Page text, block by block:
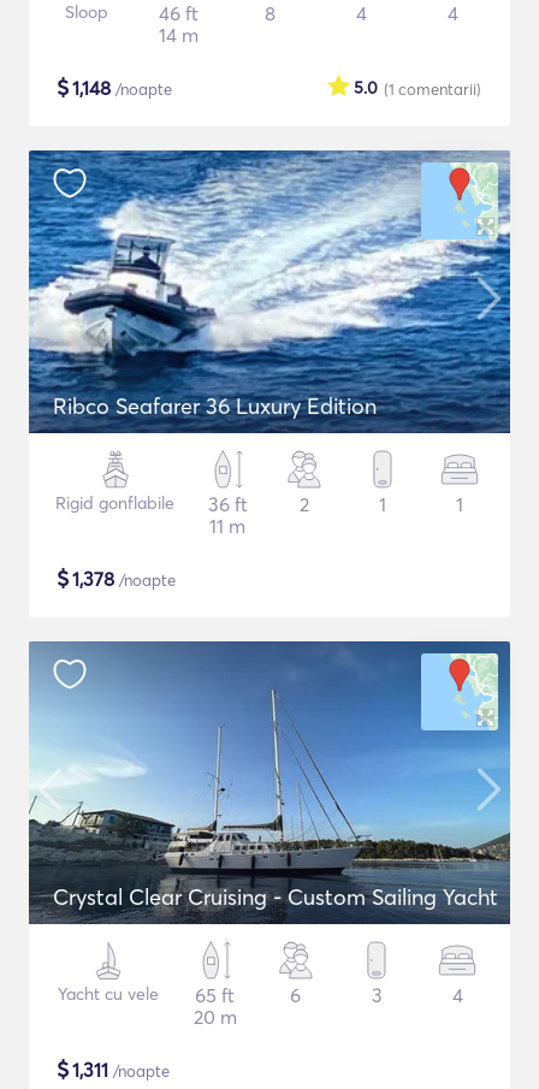
Sloop
46 ft
14 m
8 4 4
$1,148 /noapte (1 comentarii)
5.0
Ribco Seafarer 36 Luxury Edition
Rigid gonflabile
36 ft
11 m
2 1 1
$1,378 /noapte
Crystal Clear Cruising - Custom Sailing Yacht
Yacht cu vele
65 ft
20 m
6 3 4
$1,311 /noapte